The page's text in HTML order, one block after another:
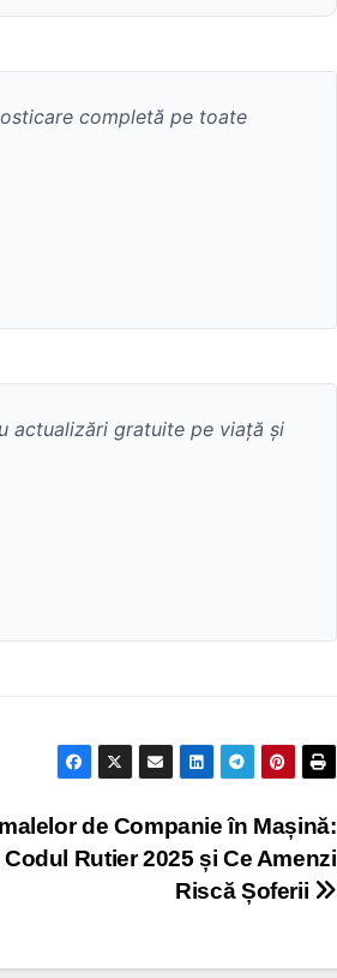
completă pe toate
actualizări gratuite pe viață și
de Companie în Mașină:
Rutier 2025 și Ce Amenzi
Riscă Șoferii